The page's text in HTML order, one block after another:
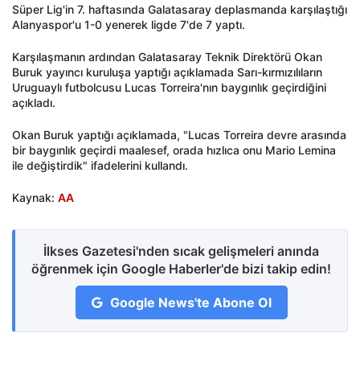
Süper Lig'in 7. haftasında Galatasaray deplasmanda karşılaştığı
Alanyaspor'u 1-0 yenerek ligde 7'de 7 yaptı.
Karşılaşmanın ardından Galatasaray Teknik Direktörü Okan
Buruk yayıncı kuruluşa yaptığı açıklamada Sarı-kırmızılıların
Uruguaylı futbolcusu Lucas Torreira'nın baygınlık geçirdiğini
açıkladı.
Okan Buruk yaptığı açıklamada, "Lucas Torreira devre arasında
bir baygınlık geçirdi maalesef, orada hızlıca onu Mario Lemina
ile değiştirdik" ifadelerini kullandı.
Kaynak: AA
İlkses Gazetesi'nden sıcak gelişmeleri anında
öğrenmek için Google Haberler'de bizi takip edin!
Google News'te Abone Ol